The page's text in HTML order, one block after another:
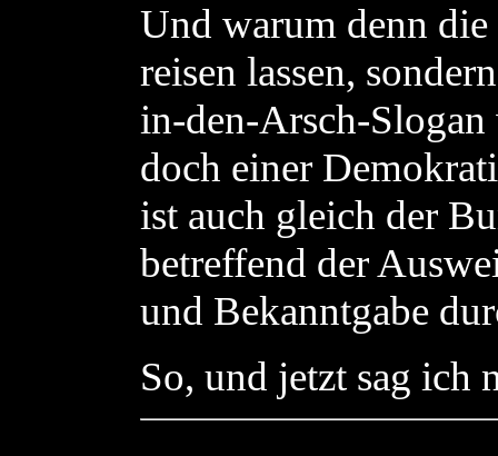
Und warum denn
reisen lassen,
in-den-Arsch-
doch einer
ist auch gleich der
betreffend der
und Bekanntgabe
So, und jetzt sag ich